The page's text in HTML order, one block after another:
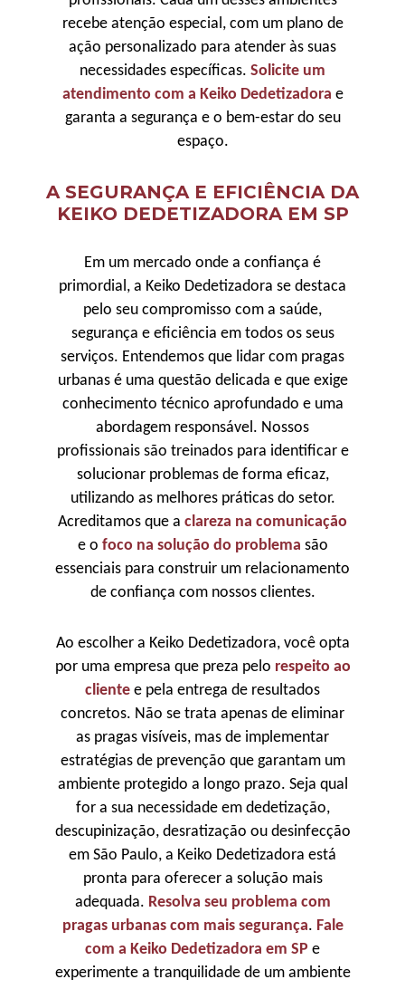
recebe atenção especial, com um plano de
ação personalizado para atender às suas
necessidades específicas. Solicite um
atendimento com a Keiko Dedetizadora e
garanta a segurança e o bem-estar do seu
espaço.
A SEGURANÇA E EFICIÊNCIA DA
KEIKO DEDETIZADORA EM SP
Em um mercado onde a confiança é
primordial, a Keiko Dedetizadora se destaca
pelo seu compromisso com a saúde,
segurança e eficiência em todos os seus
serviços. Entendemos que lidar com pragas
urbanas é uma questão delicada e que exige
conhecimento técnico aprofundado e uma
abordagem responsável. Nossos
profissionais são treinados para identificar e
solucionar problemas de forma eficaz,
utilizando as melhores práticas do setor.
Acreditamos que a clareza na comunicação
e o foco na solução do problema são
essenciais para construir um relacionamento
de confiança com nossos clientes.
Ao escolher a Keiko Dedetizadora, você opta
por uma empresa que preza pelo respeito ao
cliente e pela entrega de resultados
concretos. Não se trata apenas de eliminar
as pragas visíveis, mas de implementar
estratégias de prevenção que garantam um
ambiente protegido a longo prazo. Seja qual
for a sua necessidade em dedetização,
descupinização, desratização ou desinfecção
em São Paulo, a Keiko Dedetizadora está
pronta para oferecer a solução mais
adequada. Resolva seu problema com
pragas urbanas com mais segurança. Fale
com a Keiko Dedetizadora em SP e
experimente a tranquilidade de um ambiente